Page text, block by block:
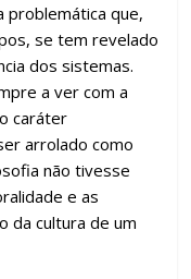
problemática que,
se tem revelado
dos sistemas.
a ver com a
caráter
arrolado como
não tivesse
e as
da cultura de um